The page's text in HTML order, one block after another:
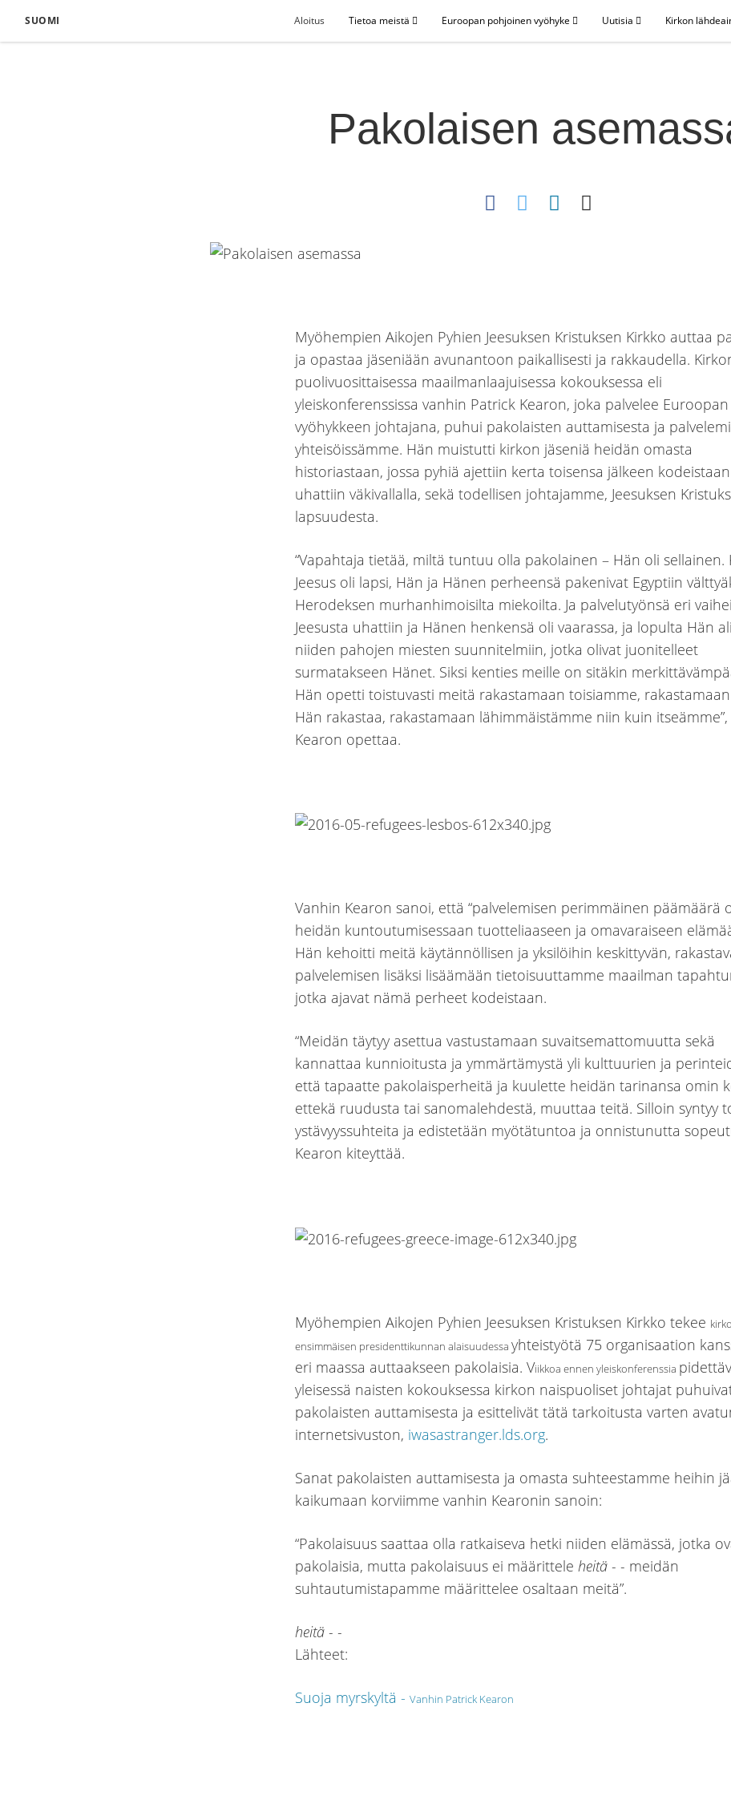
SUOMI Aloitus Tietoa meistä Euroopan pohjoinen vyöhyke Uutisia Kirkon
Pakolaisen
Myöhempien Aikojen Pyhien Jeesuksen Kristuksen Kirkko auttaa
ja opastaa jäseniään avunantoon paikallisesti ja rakkaudella.
puolivuosittaisessa maailmanlaajuisessa kokouksessa eli
yleiskonferenssissa vanhin Patrick Kearon, joka palvelee Euroopan
vyöhykkeen johtajana, puhui pakolaisten auttamisesta ja
yhteisöissämme. Hän muistutti kirkon jäseniä heidän omasta
historiastaan, jossa pyhiä ajettiin kerta toisensa jälkeen
uhattiin väkivallalla, sekä todellisen johtajamme, Jeesuksen
lapsuudesta.
“Vapahtaja tietää, miltä tuntuu olla pakolainen – Hän oli sellainen.
Jeesus oli lapsi, Hän ja Hänen perheensä pakenivat Egyptiin
Herodeksen murhanhimoisilta miekoilta. Ja palvelutyönsä eri
Jeesusta uhattiin ja Hänen henkensä oli vaarassa, ja lopulta Hän
niiden pahojen miesten suunnitelmiin, jotka olivat juonitelleet
surmatakseen Hänet. Siksi kenties meille on sitäkin
Hän opetti toistuvasti meitä rakastamaan toisiamme,
Hän rakastaa, rakastamaan lähimmäistämme niin kuin
Kearon opettaa.
Vanhin Kearon sanoi, että “palvelemisen perimmäinen päämäärä
heidän kuntoutumisessaan tuotteliaaseen ja omavaraiseen
Hän kehoitti meitä käytännöllisen ja yksilöihin keskittyvän,
palvelemisen lisäksi lisäämään tietoisuuttamme maailman
jotka ajavat nämä perheet kodeistaan.
“Meidän täytyy asettua vastustamaan suvaitsemattomuutta sekä
kannattaa kunnioitusta ja ymmärtämystä yli kulttuurien ja
että tapaatte pakolaisperheitä ja kuulette heidän tarinansa omin
ettekä ruudusta tai sanomalehdestä, muuttaa teitä. Silloin syntyy
ystävyyssuhteita ja edistetään myötätuntoa ja onnistunutta
Kearon kiteyttää.
Myöhempien Aikojen Pyhien Jeesuksen Kristuksen Kirkko tekee
ensimmäisen presidenttikunnan alaisuudessayhteistyötä 75 organisaation
eri maassa auttaakseen pakolaisia. Viikkoa ennen yleiskonferenssia
yleisessä naisten kokouksessa kirkon naispuoliset johtajat
pakolaisten auttamisesta ja esittelivät tätä tarkoitusta varten
internetsivuston, iwasastranger.lds.org.
Sanat pakolaisten auttamisesta ja omasta suhteestamme heihin
kaikumaan korviimme vanhin Kearonin sanoin:
“Pakolaisuus saattaa olla ratkaiseva hetki niiden elämässä, jotka
pakolaisia, mutta pakolaisuus ei määrittele heitä - - meidän
suhtautumistapamme määrittelee osaltaan meitä”.
heitä - -
Lähteet:
Suoja myrskyltä -Vanhin Patrick Kearon